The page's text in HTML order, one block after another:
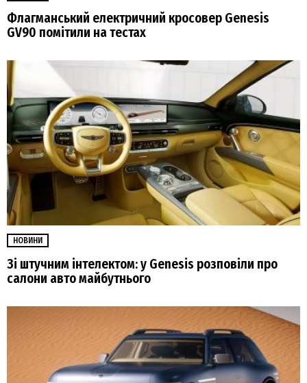
Флагманський електричний кросовер Genesis
GV90 помітили на тестах
НОВИНИ
Зі штучним інтелектом: у Genesis розповіли про
салони авто майбутнього